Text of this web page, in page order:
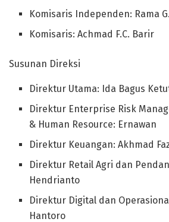
Komisaris Independen: Rama
Komisaris: Achmad F.C. Barir
Susunan Direksi
Direktur Utama: Ida Bagus
Direktur Enterprise Risk
& Human Resource: Ernawan
Direktur Keuangan: Akhmad
Direktur Retail Agri dan
Hendrianto
Direktur Digital dan
Hantoro